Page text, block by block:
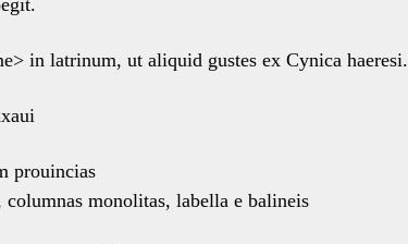
in latrinum, ut aliquid gustes ex Cynica haeresi.
prouincias
monolitas, labella e balineis